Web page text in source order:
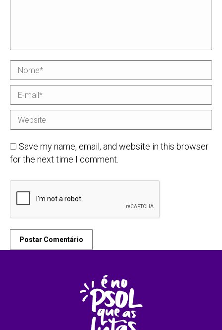
Nome *
E-mail *
Website
Save my name, email, and website in this browser
for the next time I comment.
Postar Comentário